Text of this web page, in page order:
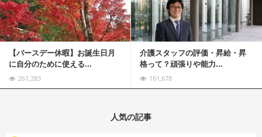
【バースデー休暇】お誕生日月
に自分のために使える...
261,283
介護スタッフの評価・昇給・昇
格って？頑張りや能力...
161,678
人気の記事